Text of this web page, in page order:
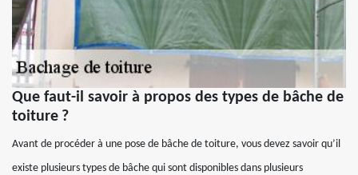
Que faut-il savoir à propos des types de bâche de
toiture ?
Avant de procéder à une pose de bâche de toiture, vous devez savoir qu’il
existe plusieurs types de bâche qui sont disponibles dans plusieurs